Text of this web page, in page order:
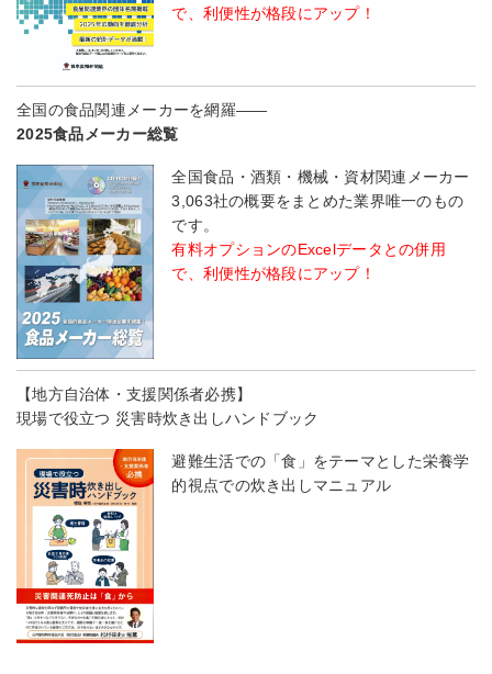
で、利便性が格段にアップ！
全国の食品関連メーカーを網羅――
2025食品メーカー総覧
全国食品・酒類・機械・資材関連メーカー
3,063社の概要をまとめた業界唯一のもの
です。
有料オプションのExcelデータとの併用
で、利便性が格段にアップ！
【地方自治体・支援関係者必携】
現場で役立つ 災害時炊き出しハンドブック
避難生活での「食」をテーマとした栄養学
的視点での炊き出しマニュアル